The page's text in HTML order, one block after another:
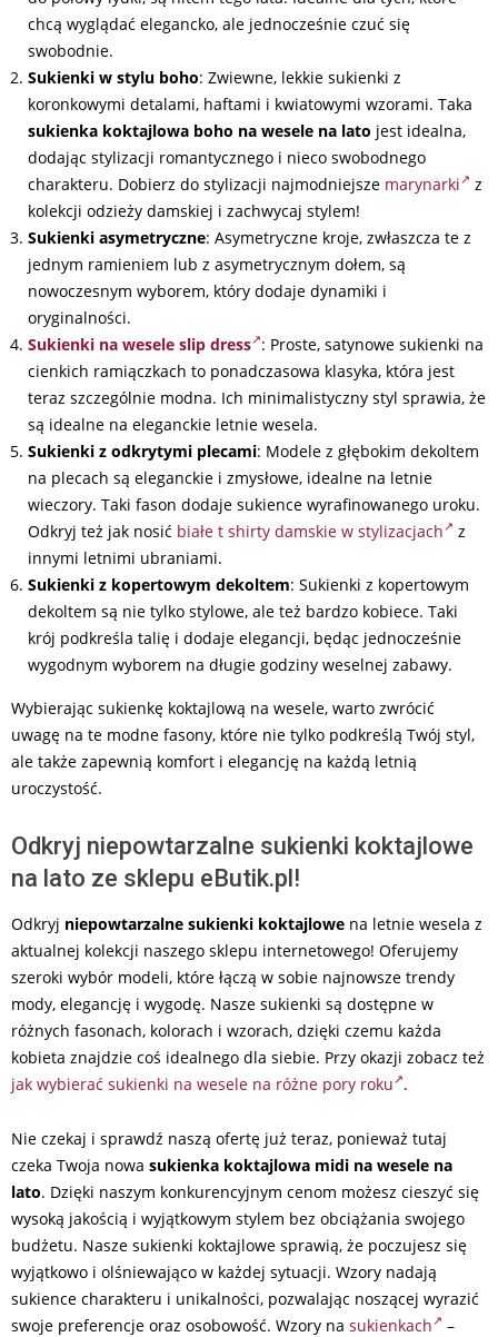
chcą wyglądać elegancko, ale jednocześnie czuć się
swobodnie.
Sukienki w stylu boho: Zwiewne, lekkie sukienki z
koronkowymi detalami, haftami i kwiatowymi wzorami. Taka
sukienka koktajlowa boho na wesele na lato jest idealna,
dodając stylizacji romantycznego i nieco swobodnego
charakteru. Dobierz do stylizacji najmodniejsze marynarki
z
kolekcji odzieży damskiej i zachwycaj stylem!
Sukienki asymetryczne: Asymetryczne kroje, zwłaszcza te z
jednym ramieniem lub z asymetrycznym dołem, są
nowoczesnym wyborem, który dodaje dynamiki i
oryginalności.
Sukienki na wesele slip dress : Proste, satynowe sukienki na
cienkich ramiączkach to ponadczasowa klasyka, która jest
teraz szczególnie modna. Ich minimalistyczny styl sprawia, że
są idealne na eleganckie letnie wesela.
Sukienki z odkrytymi plecami: Modele z głębokim dekoltem
na plecach są eleganckie i zmysłowe, idealne na letnie
wieczory. Taki fason dodaje sukience wyrafinowanego uroku.
Odkryj też jak nosić białe t shirty damskie w stylizacjach
z
innymi letnimi ubraniami.
Sukienki z kopertowym dekoltem: Sukienki z kopertowym
dekoltem są nie tylko stylowe, ale też bardzo kobiece. Taki
krój podkreśla talię i dodaje elegancji, będąc jednocześnie
wygodnym wyborem na długie godziny weselnej zabawy.
Wybierając sukienkę koktajlową na wesele, warto zwrócić
uwagę na te modne fasony, które nie tylko podkreślą Twój styl,
ale także zapewnią komfort i elegancję na każdą letnią
uroczystość.
Odkryj niepowtarzalne sukienki koktajlowe
na lato ze sklepu eButik.pl!
Odkryj niepowtarzalne sukienki koktajlowe na letnie wesela z
aktualnej kolekcji naszego sklepu internetowego! Oferujemy
szeroki wybór modeli, które łączą w sobie najnowsze trendy
mody, elegancję i wygodę. Nasze sukienki są dostępne w
różnych fasonach, kolorach i wzorach, dzięki czemu każda
kobieta znajdzie coś idealnego dla siebie. Przy okazji zobacz też
jak wybierać sukienki na wesele na różne pory roku .
Nie czekaj i sprawdź naszą ofertę już teraz, ponieważ tutaj
czeka Twoja nowa sukienka koktajlowa midi na wesele na
lato. Dzięki naszym konkurencyjnym cenom możesz cieszyć się
wysoką jakością i wyjątkowym stylem bez obciążania swojego
budżetu. Nasze sukienki koktajlowe sprawią, że poczujesz się
wyjątkowo i olśniewająco w każdej sytuacji. Wzory nadają
sukience charakteru i unikalności, pozwalając noszącej wyrazić
swoje preferencje oraz osobowość. Wzory na sukienkach
–